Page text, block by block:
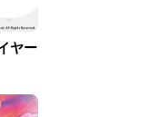
ヤー